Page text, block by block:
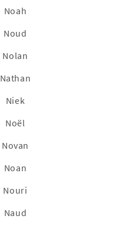
Noah
Noud
Nolan
Nathan
Niek
Noël
Novan
Noan
Nouri
Naud